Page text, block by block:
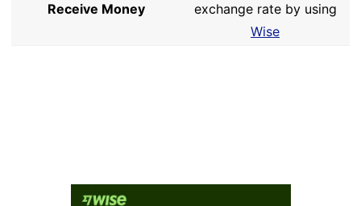
Receive Money
exchange rate by using
Wise